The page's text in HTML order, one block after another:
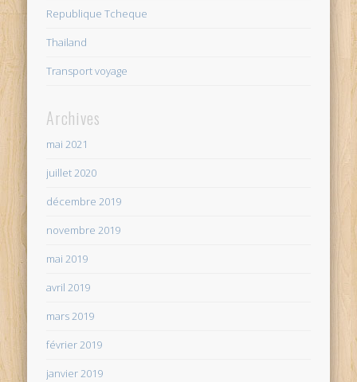
Republique Tcheque
Thailand
Transport voyage
Archives
mai 2021
juillet 2020
décembre 2019
novembre 2019
mai 2019
avril 2019
mars 2019
février 2019
janvier 2019